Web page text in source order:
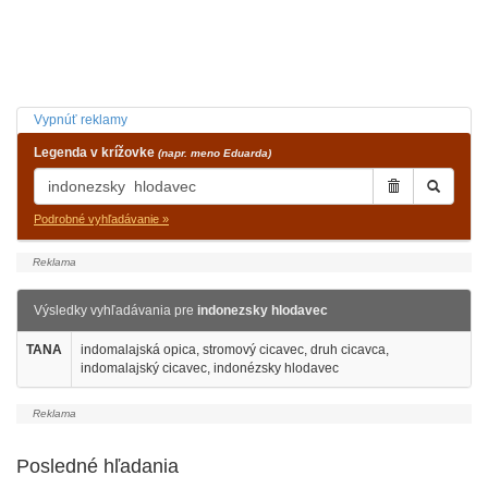
Vypnúť reklamy
Legenda v krížovke (napr. meno Eduarda)
Podrobné vyhľadávanie »
Výsledky vyhľadávania pre indonezsky hlodavec
TANA
indomalajská opica, stromový cicavec, druh cicavca,
indomalajský cicavec, indonézsky hlodavec
Posledné hľadania